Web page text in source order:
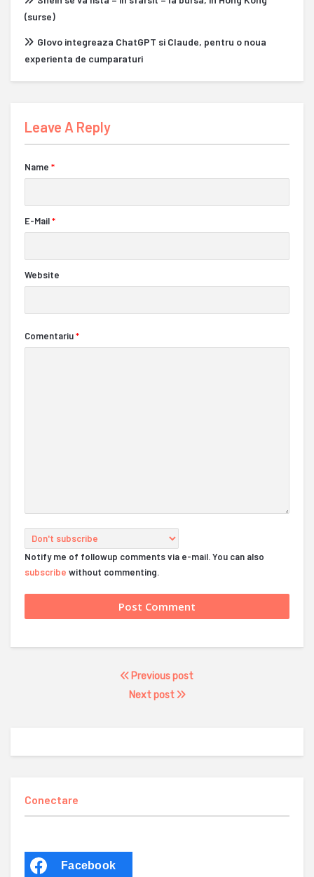
(surse)
Glovo integreaza ChatGPT si Claude, pentru o noua
experienta de cumparaturi
Leave A Reply
Name *
E-Mail*
Website
Comentariu*
Notify me of followup comments via e-mail. You can also
subscribe without commenting.
Previous post
Next post
Conectare
Facebook